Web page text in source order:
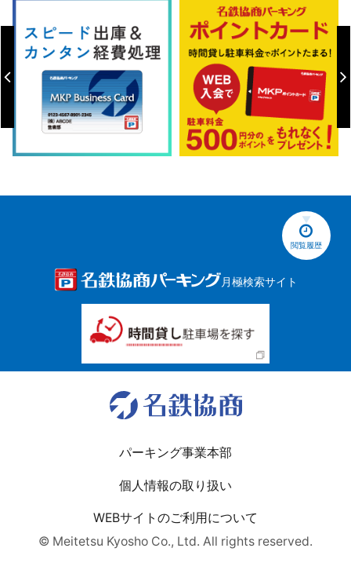
閲覧履歴
月極検索サイト
パーキング事業本部
個人情報の取り扱い
WEBサイトのご利用について
© Meitetsu Kyosho Co., Ltd. All rights reserved.